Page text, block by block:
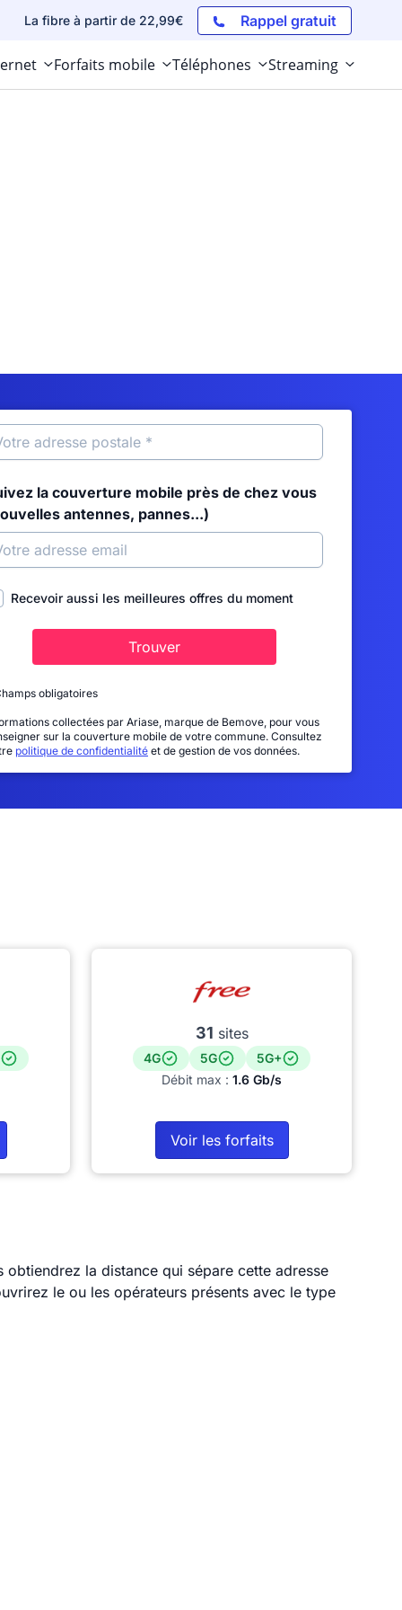
La fibre à partir de 22,99€ Rappel gratuit
Forfaits mobile Téléphones Streaming
la couverture mobile près de chez vous
antennes, pannes...)
Recevoir aussi les meilleures offres du moment
Trouver
obligatoires
collectées par Ariase, marque de Bemove, pour vous
sur la couverture mobile de votre commune. Consultez
politique de confidentialité et de gestion de vos données.
31 sites
4G 5G
5G+
Débit max : 1.6 Gb/s
Voir les forfaits
la distance qui sépare cette adresse
le ou les opérateurs présents avec le type